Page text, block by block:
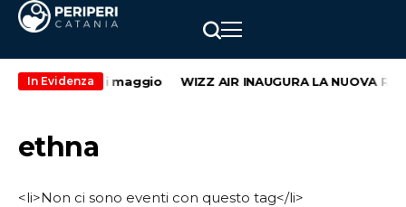
In Evidenza
weekend di maggio WIZZ AIR INAUGURA LA NUOVA
ethna
<li>Non ci sono eventi con questo tag</li>